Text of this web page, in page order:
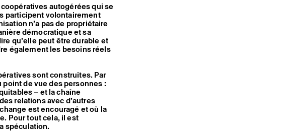
autogérées qui se
participent volontairement
n’a pas de propriétaire
démocratique et sa
qu’elle peut être durable et
également les besoins réels
sont construites. Par
de vue des personnes :
– et la chaîne
relations avec d’autres
est encouragé et où la
Pour tout cela, il est
spéculation.